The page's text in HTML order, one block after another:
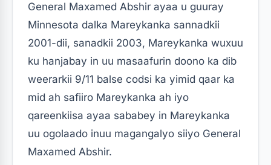
General Maxamed Abshir ayaa u guuray
Minnesota dalka Mareykanka sannadkii
2001-dii, sanadkii 2003, Mareykanka wuxuu
ku hanjabay in uu masaafurin doono ka dib
weerarkii 9/11 balse codsi ka yimid qaar ka
mid ah safiiro Mareykanka ah iyo
qareenkiisa ayaa sababey in Mareykanka
uu ogolaado inuu magangalyo siiyo General
Maxamed Abshir.